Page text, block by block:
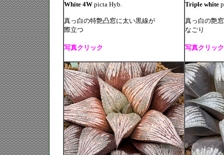
White 4Wpicta Hyb.
真っ白の特艶凸窓に太い黒線が
際立つ
写真クリック
Triple white
真っ白の艶
なごり
写真クリック